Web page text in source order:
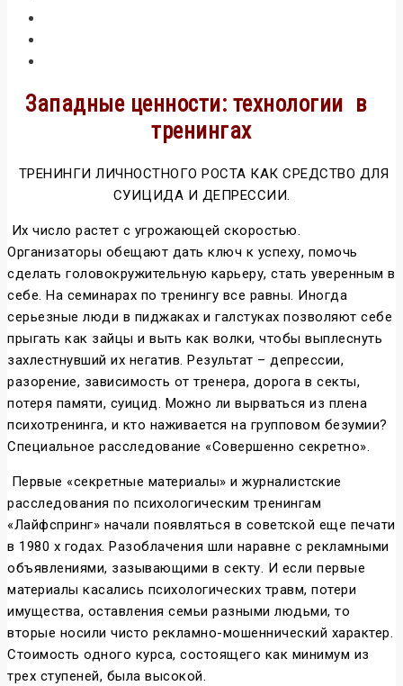
Западные ценности: технологии в
тренингах
ТРЕНИНГИ ЛИЧНОСТНОГО РОСТА КАК СРЕДСТВО ДЛЯ
СУИЦИДА И ДЕПРЕССИИ.
Их число растет с угрожающей скоростью.
Организаторы обещают дать ключ к успеху, помочь
сделать головокружительную карьеру, стать уверенным в
себе. На семинарах по тренингу все равны. Иногда
серьезные люди в пиджаках и галстуках позволяют себе
прыгать как зайцы и выть как волки, чтобы выплеснуть
захлестнувший их негатив. Результат – депрессии,
разорение, зависимость от тренера, дорога в секты,
потеря памяти, суицид. Можно ли вырваться из плена
психотренинга, и кто наживается на групповом безумии?
Специальное расследование «Совершенно секретно».
Первые «секретные материалы» и журналистские
расследования по психологическим тренингам
«Лайфспринг» начали появляться в советской еще печати
в 1980 х годах. Разоблачения шли наравне с рекламными
объявлениями, зазывающими в секту. И если первые
материалы касались психологических травм, потери
имущества, оставления семьи разными людьми, то
вторые носили чисто рекламно-мошеннический характер.
Стоимость одного курса, состоящего как минимум из
трех ступеней, была высокой.